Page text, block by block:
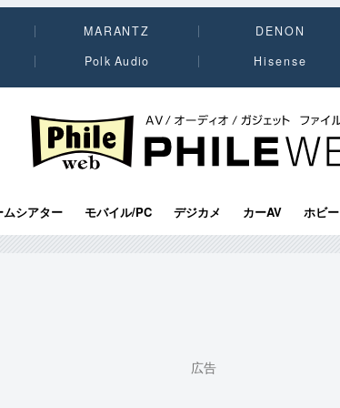
MARANTZ DENON
Polk Audio
Hisense
PHILE WEB｜AV/オーディオ/ガジェット
ムシアター モバイル/PC デジカメ カーAV ホビー